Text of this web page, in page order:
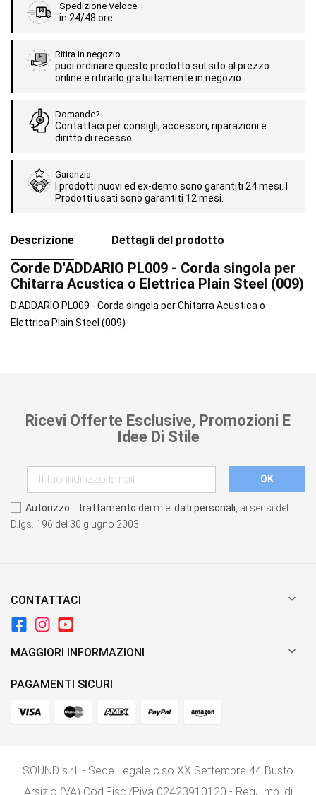
Spedizione Veloce
in 24/48 ore
Ritira in negozio
puoi ordinare questo prodotto sul sito al prezzo
online e ritirarlo gratuitamente in negozio.
Domande?
Contattaci per consigli, accessori, riparazioni e
diritto di recesso.
Garanzia
I prodotti nuovi ed ex-demo sono garantiti 24 mesi. I
Prodotti usati sono garantiti 12 mesi.
Descrizione Dettagli del prodotto
Corde D'ADDARIO PL009 - Corda singola per
Chitarra Acustica o Elettrica Plain Steel (009)
D'ADDARIO PL009 - Corda singola per Chitarra Acustica o
Elettrica Plain Steel (009)
Ricevi Offerte Esclusive, Promozioni E
Idee Di Stile
Autorizzo il trattamento dei miei dati personali , ai sensi del
D.lgs. 196 del 30 giugno 2003.
CONTATTACI 
MAGGIORI INFORMAZIONI 
PAGAMENTI SICURI
SOUND s.r.l. - Sede Legale c.so XX Settembre 44 Busto
Arsizio (VA) Cod.Fisc./P.iva 02423910120 - Reg, Imp. di